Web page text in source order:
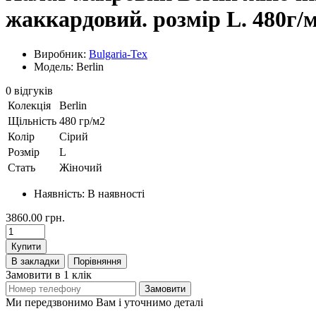
жаккардовий. розмір L. 480г/
Виробник: Bulgaria-Tex
Модель: Berlin
0 відгуків
Колекція
Berlin
Щільність 480 гр/м2
Колір
Сірий
Розмір
L
Стать
Жіночий
Наявність: В наявності
3860.00 грн.
Купити
В закладки
Порівняння
Замовити в 1 клік
Замовити
Ми передзвонимо Вам і уточнимо деталі